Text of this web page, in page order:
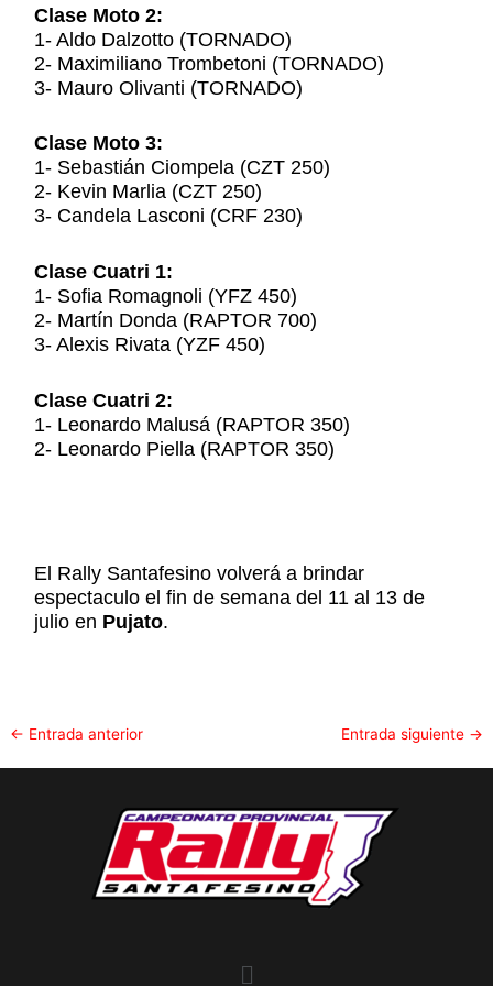
Clase Moto 2:
1- Aldo Dalzotto (TORNADO)
2- Maximiliano Trombetoni (TORNADO)
3- Mauro Olivanti (TORNADO)
Clase Moto 3:
1- Sebastián Ciompela (CZT 250)
2- Kevin Marlia (CZT 250)
3- Candela Lasconi (CRF 230)
Clase Cuatri 1:
1- Sofia Romagnoli (YFZ 450)
2- Martín Donda (RAPTOR 700)
3- Alexis Rivata (YZF 450)
Clase Cuatri 2:
1- Leonardo Malusá (RAPTOR 350)
2- Leonardo Piella (RAPTOR 350)
El Rally Santafesino volverá a brindar
espectaculo el fin de semana del 11 al 13 de
julio en Pujato.
← Entrada anterior Entrada siguiente →
Menu